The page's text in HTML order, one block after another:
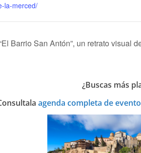
la-merced/
Barrio San Antón”, un retrato visual
¿Buscas más
la agenda completa de